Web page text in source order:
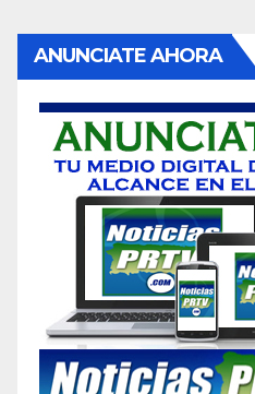
ANUNCIATE AHORA